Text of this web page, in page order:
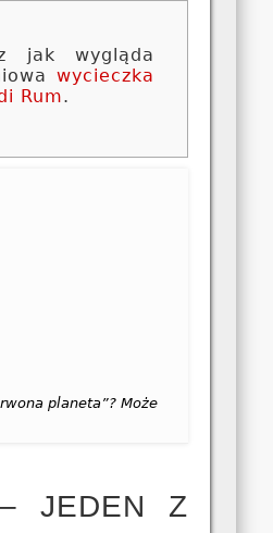
jak wygląda
wycieczka
Rum.
planeta”? Może
JEDEN Z